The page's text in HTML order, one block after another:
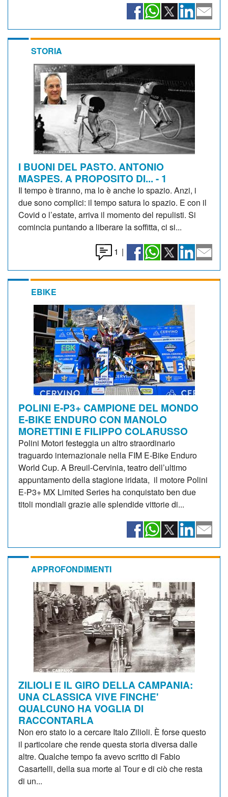
STORIA
I BUONI DEL PASTO. ANTONIO
MASPES. A PROPOSITO DI... - 1
Il tempo è tiranno, ma lo è anche lo spazio. Anzi, i
due sono complici: il tempo satura lo spazio. E con il
Covid o l’estate, arriva il momento del repulisti. Si
comincia puntando a liberare la soffitta, ci si...
1 |
EBIKE
POLINI E-P3+ CAMPIONE DEL MONDO
E-BIKE ENDURO CON MANOLO
MORETTINI E FILIPPO COLARUSSO
Polini Motori festeggia un altro straordinario
traguardo internazionale nella FIM E-Bike Enduro
World Cup. A Breuil-Cervinia, teatro dell’ultimo
appuntamento della stagione iridata, il motore Polini
E-P3+ MX Limited Series ha conquistato ben due
titoli mondiali grazie alle splendide vittorie di...
APPROFONDIMENTI
ZILIOLI E IL GIRO DELLA CAMPANIA:
UNA CLASSICA VIVE FINCHE'
QUALCUNO HA VOGLIA DI
RACCONTARLA
Non ero stato io a cercare Italo Zilioli. È forse questo
il particolare che rende questa storia diversa dalle
altre. Qualche tempo fa avevo scritto di Fabio
Casartelli, della sua morte al Tour e di ciò che resta
di un...